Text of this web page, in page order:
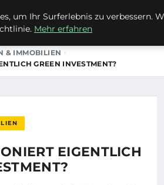
& IMMOBILIEN
GREEN INVESTMENT?
EIGENTLICH
um Ihr Surferlebnis zu verbessern.
Mehr erfahren